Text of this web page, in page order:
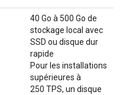
40 Go à 500 Go de
stockage local avec
SSD ou disque dur
rapide
Pour les installations
supérieures à
250 TPS, un disque